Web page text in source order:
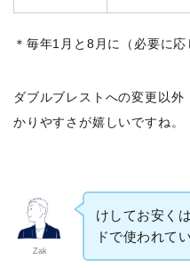
＊毎年1月と8月に（必要に
ダブルブレストへの変更以
かりやすさが嬉しいですね。
Zak
けしてお安く
ドで使われて